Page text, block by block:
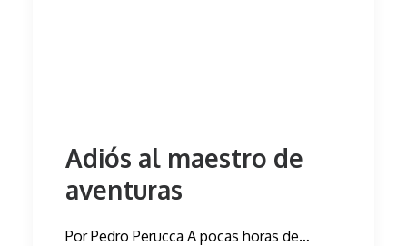
Adiós al maestro de
aventuras
Por Pedro Perucca A pocas horas de…